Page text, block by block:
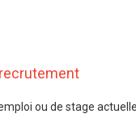
ou de stage